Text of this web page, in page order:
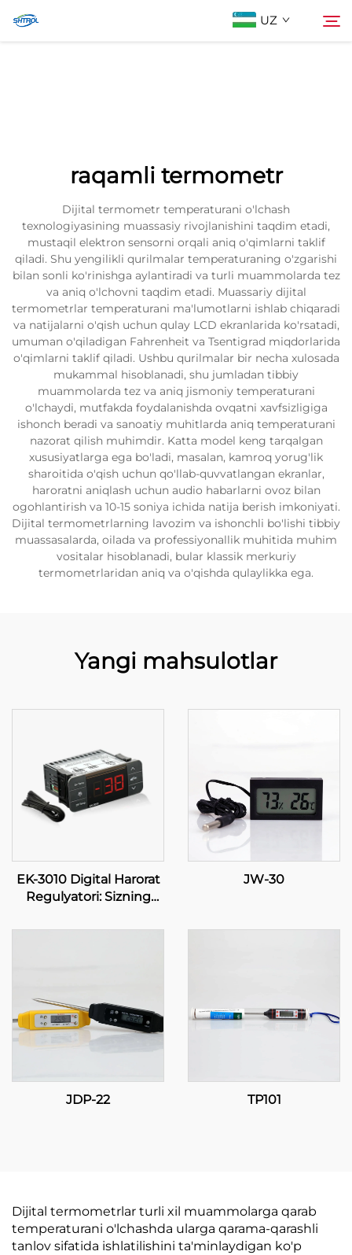
UZ
Biz bilan bog'lanish
raqamli termometr
Dijital termometr temperaturani o'lchash
texnologiyasining muassasiy rivojlanishini taqdim etadi,
mustaqil elektron sensorni orqali aniq o'qimlarni taklif
qiladi. Shu yengilikli qurilmalar temperaturaning o'zgarishi
bilan sonli ko'rinishga aylantiradi va turli muammolarda tez
va aniq o'lchovni taqdim etadi. Muassariy dijital
termometrlar temperaturani ma'lumotlarni ishlab chiqaradi
va natijalarni o'qish uchun qulay LCD ekranlarida ko'rsatadi,
umuman o'qiladigan Fahrenheit va Tsentigrad miqdorlarida
o'qimlarni taklif qiladi. Ushbu qurilmalar bir necha xulosada
mukammal hisoblanadi, shu jumladan tibbiy
muammolarda tez va aniq jismoniy temperaturani
o'lchaydi, mutfakda foydalanishda ovqatni xavfsizligiga
ishonch beradi va sanoatiy muhitlarda aniq temperaturani
nazorat qilish muhimdir. Katta model keng tarqalgan
xususiyatlarga ega bo'ladi, masalan, kamroq yorug'lik
sharoitida o'qish uchun qo'llab-quvvatlangan ekranlar,
haroratni aniqlash uchun audio habarlarni ovoz bilan
ogohlantirish va 10-15 soniya ichida natija berish imkoniyati.
Dijital termometrlarning lavozim va ishonchli bo'lishi tibbiy
muassasalarda, oilada va professiyonallik muhitida muhim
vositalar hisoblanadi, bular klassik merkuriy
termometrlaridan aniq va o'qishda qulaylikka ega.
Yangi mahsulotlar
EK-3010 Digital Harorat
Regulyatori: Sizning
Aniqlik
JW-30
JDP-22 TP101
Dijital termometrlar turli xil muammolarga qarab
temperaturani o'lchashda ularga qarama-qarashli
tanlov sifatida ishlatilishini ta'minlaydigan ko'p